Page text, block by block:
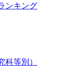
ンキング
科等別）